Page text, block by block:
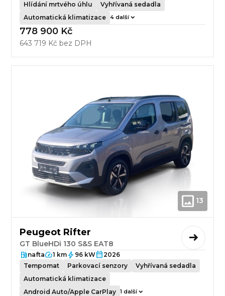
Hlídání mrtvého úhlu
Vyhřívaná sedadla
Automatická klimatizace
4 další
778 900 Kč
643 719 Kč bez DPH
13
Peugeot Rifter
GT BlueHDi 130 S&S EAT8
nafta 1 km 96 kW
2026
Tempomat
Parkovací senzory
Vyhřívaná sedadla
Automatická klimatizace
Android Auto/Apple CarPlay
1 další